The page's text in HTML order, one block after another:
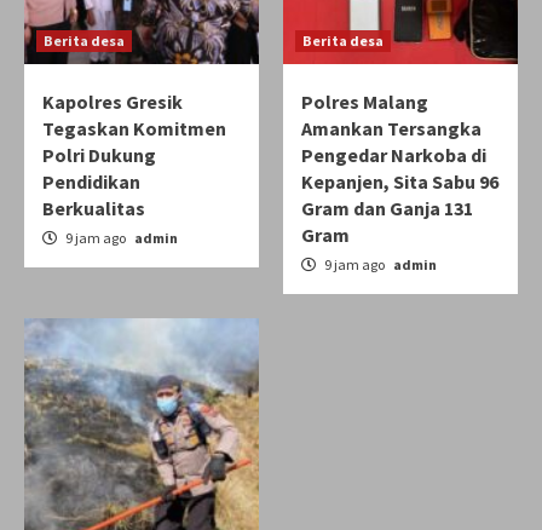
Berita desa
Kapolres Gresik
Tegaskan Komitmen
Polri Dukung
Pendidikan
Berkualitas
9 jam ago admin
Berita desa
Polres Malang
Amankan Tersangka
Pengedar Narkoba di
Kepanjen, Sita Sabu 96
Gram dan Ganja 131
Gram
9 jam ago admin